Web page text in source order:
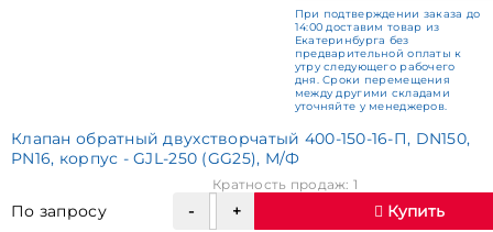
При подтверждении заказа до
14:00 доставим товар из
Екатеринбурга без
предварительной оплаты к
утру следующего рабочего
дня. Сроки перемещения
между другими складами
уточняйте у менеджеров.
Клапан обратный двухстворчатый 400-150-16-П, DN150,
PN16, корпус - GJL-250 (GG25), М/Ф
По запросу
Кратность продаж: 1
Купить